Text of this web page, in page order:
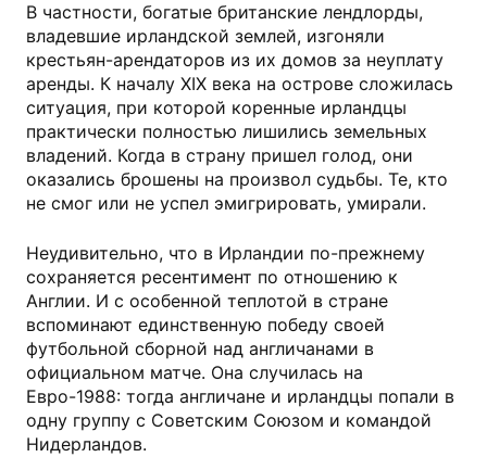
В частности, богатые британские лендлорды,
владевшие ирландской землей, изгоняли
крестьян-арендаторов из их домов за неуплату
аренды. К началу XIX века на острове сложилась
ситуация, при которой коренные ирландцы
практически полностью лишились земельных
владений. Когда в страну пришел голод, они
оказались брошены на произвол судьбы. Те, кто
не смог или не успел эмигрировать, умирали.
Неудивительно, что в Ирландии по-прежнему
сохраняется ресентимент по отношению к
Англии. И с особенной теплотой в стране
вспоминают единственную победу своей
футбольной сборной над англичанами в
официальном матче. Она случилась на
Евро-1988: тогда англичане и ирландцы попали в
одну группу с Советским Союзом и командой
Нидерландов.